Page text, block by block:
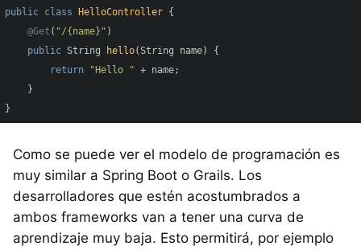
public class HelloController {
@Get ( "/{name}" )
public String hello(String name)
{
return
"Hello " + name;
    }
}
Como se puede ver el modelo de programación es
muy similar a Spring Boot o Grails. Los
desarrolladores que estén acostumbrados a
ambos frameworks van a tener una curva de
aprendizaje muy baja. Esto permitirá, por ejemplo